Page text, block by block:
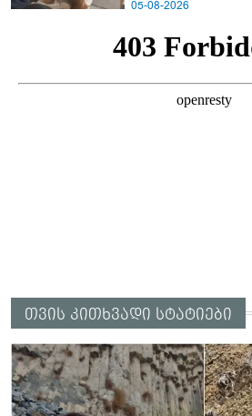
05-08-2026
თვის კითხვადი სტატიები